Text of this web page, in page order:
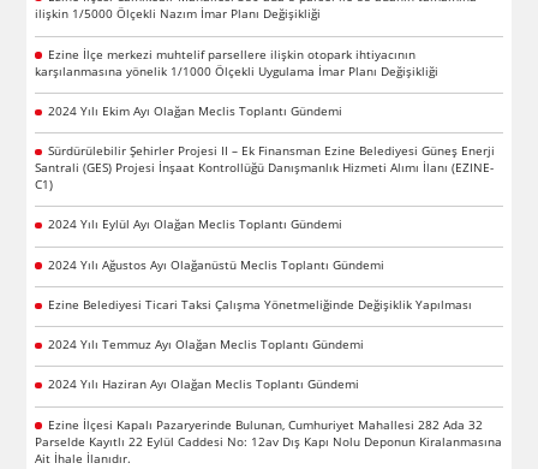
ilişkin 1/5000 Ölçekli Nazım İmar Planı Değişikliği
Ezine İlçe merkezi muhtelif parsellere ilişkin otopark ihtiyacının
karşılanmasına yönelik 1/1000 Ölçekli Uygulama İmar Planı Değişikliği
2024 Yılı Ekim Ayı Olağan Meclis Toplantı Gündemi
Sürdürülebilir Şehirler Projesi II – Ek Finansman Ezine Belediyesi Güneş Enerji
Santrali (GES) Projesi İnşaat Kontrollüğü Danışmanlık Hizmeti Alımı İlanı (EZINE-
C1)
2024 Yılı Eylül Ayı Olağan Meclis Toplantı Gündemi
2024 Yılı Ağustos Ayı Olağanüstü Meclis Toplantı Gündemi
Ezine Belediyesi Ticari Taksi Çalışma Yönetmeliğinde Değişiklik Yapılması
2024 Yılı Temmuz Ayı Olağan Meclis Toplantı Gündemi
2024 Yılı Haziran Ayı Olağan Meclis Toplantı Gündemi
Ezine İlçesi Kapalı Pazaryerinde Bulunan, Cumhuriyet Mahallesi 282 Ada 32
Parselde Kayıtlı 22 Eylül Caddesi No: 12av Dış Kapı Nolu Deponun Kiralanmasına
Ait İhale İlanıdır.